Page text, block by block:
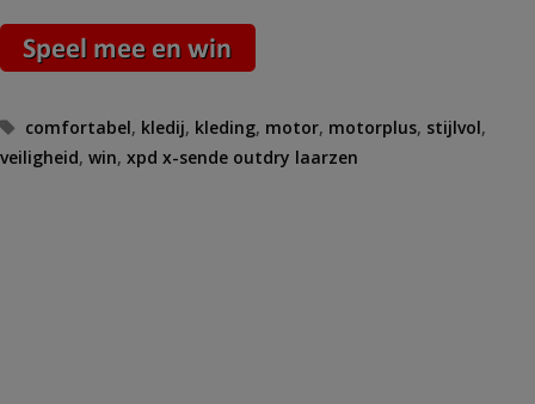
Tags
comfortabel, kledij, kleding, motor, motorplus, stijlvol,
veiligheid, win, xpd x-sende outdry laarzen